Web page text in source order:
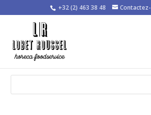
+32 (2) 463 38 48